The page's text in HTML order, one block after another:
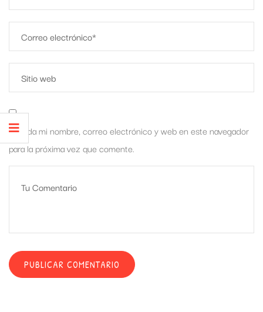
Guarda mi nombre, correo electrónico y web en este navegador
para la próxima vez que comente.